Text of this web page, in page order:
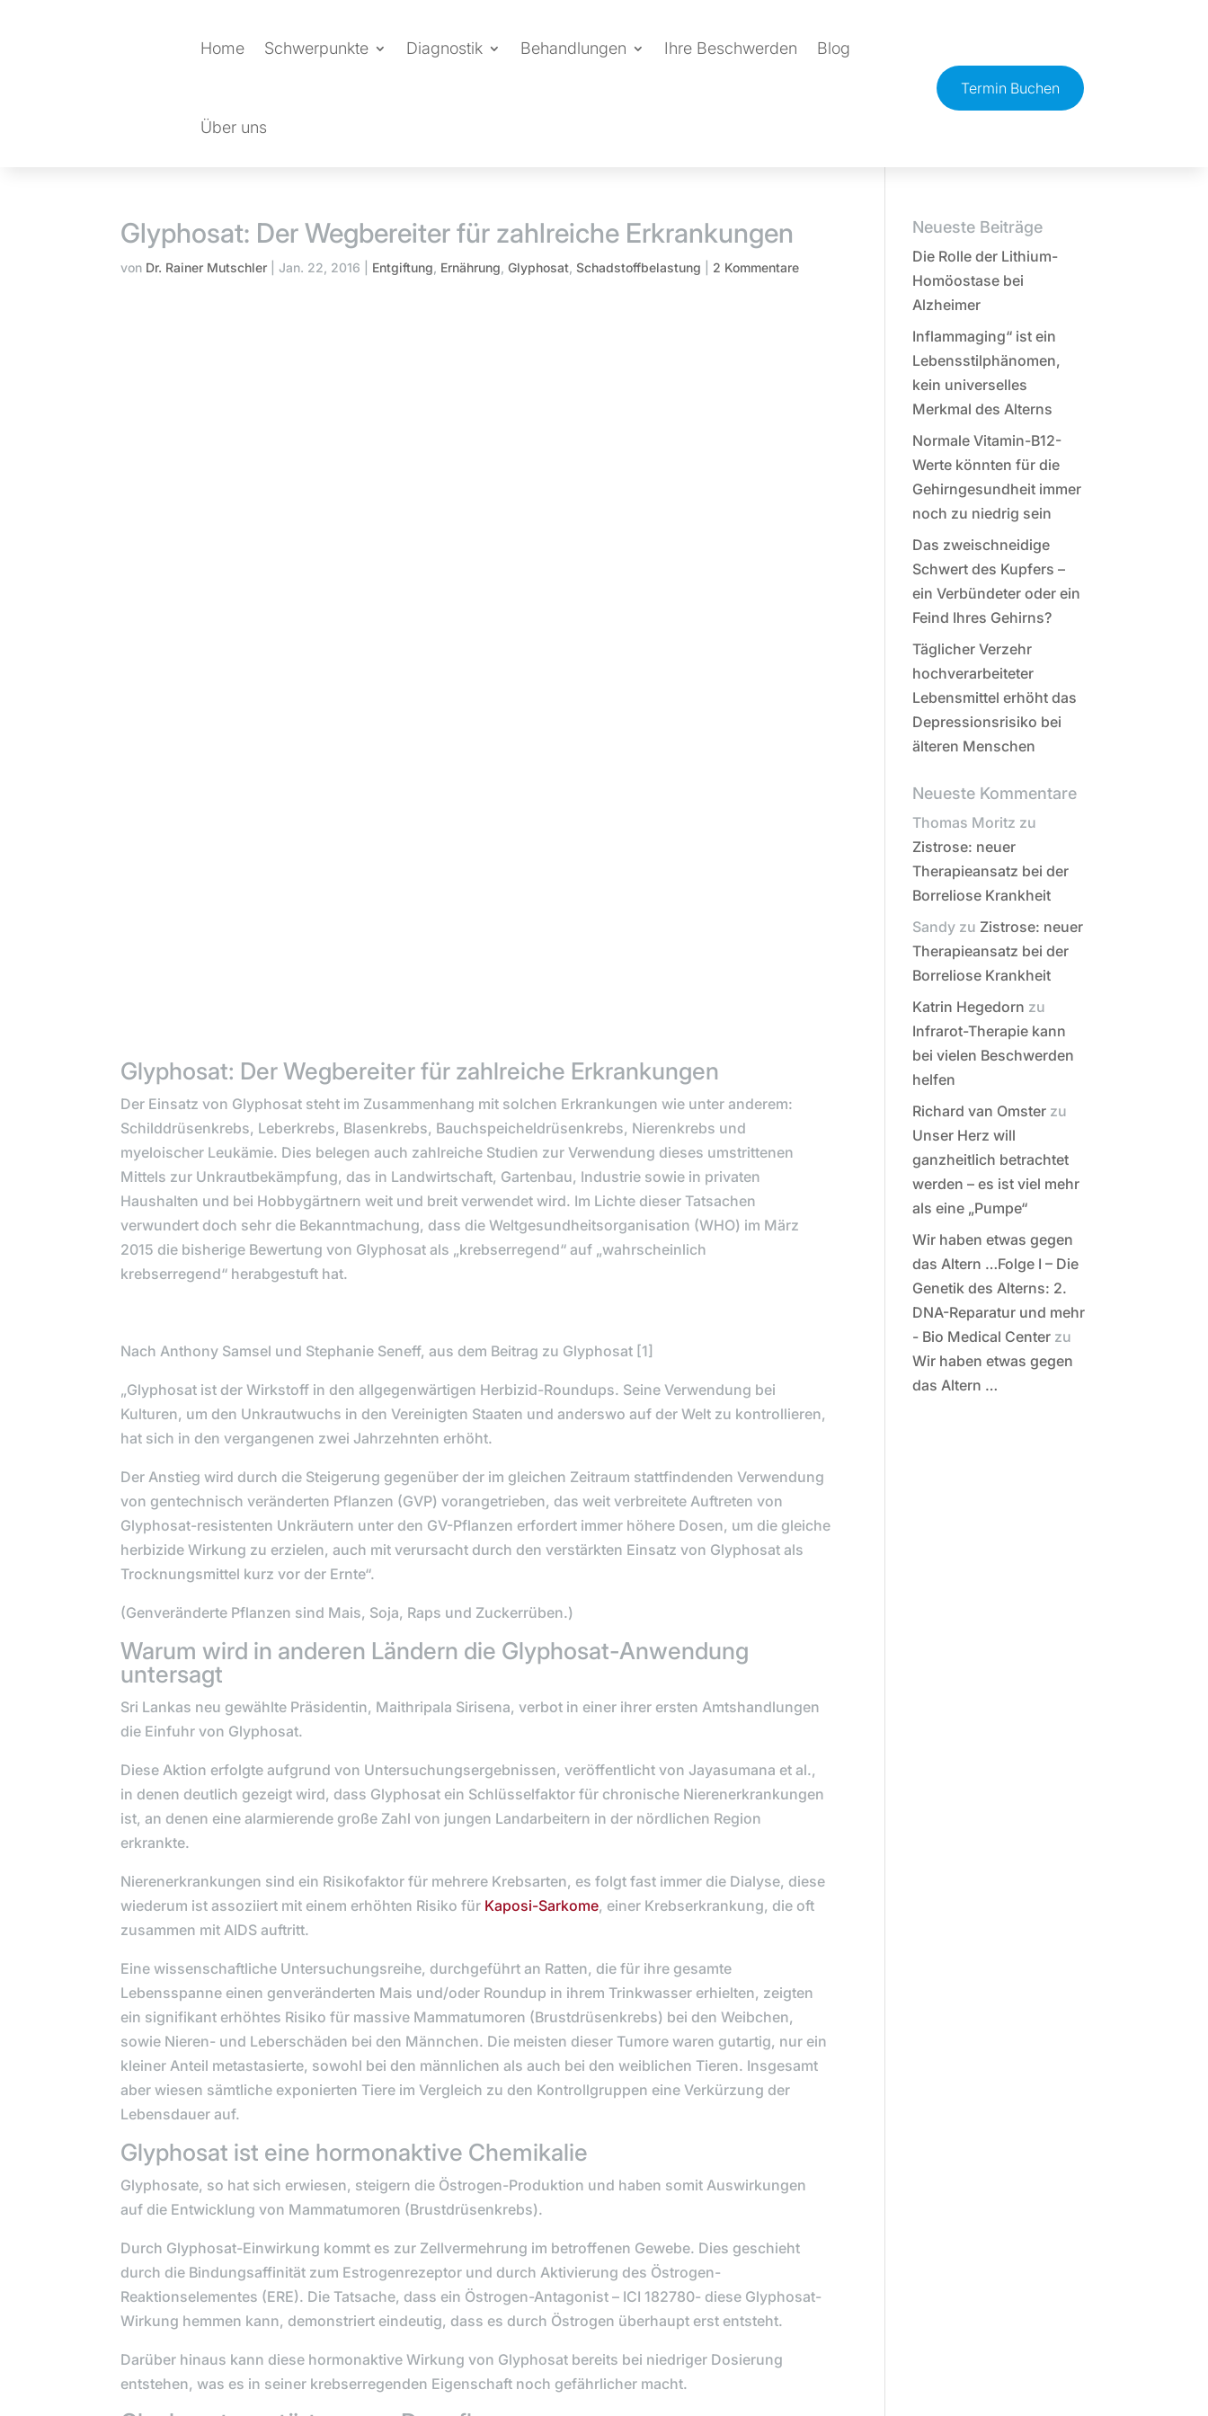
Home Schwerpunkte Diagnostik Behandlungen Ihre Beschwerden Blog
Über uns
Termin Buchen
Glyphosat: Der Wegbereiter für zahlreiche Erkrankungen
von Dr. Rainer Mutschler |Jan. 22, 2016 Entgiftung Ernährung ,Glyphosat ,Schadstoffbelastung 2 Kommentare
Glyphosat: Der Wegbereiter für zahlreiche Erkrankungen
Der Einsatz von Glyphosat steht im Zusammenhang mit solchen Erkrankungen wie unter anderem:
Schilddrüsenkrebs, Leberkrebs, Blasenkrebs, Bauchspeicheldrüsenkrebs, Nierenkrebs und
myeloischer Leukämie. Dies belegen auch zahlreiche Studien zur Verwendung dieses umstrittenen
Mittels zur Unkrautbekämpfung, das in Landwirtschaft, Gartenbau, Industrie sowie in privaten
Haushalten und bei Hobbygärtnern weit und breit verwendet wird. Im Lichte dieser Tatsachen
verwundert doch sehr die Bekanntmachung, dass die Weltgesundheitsorganisation (WHO) im März
2015 die bisherige Bewertung von Glyphosat als „krebserregend“ auf „wahrscheinlich
krebserregend“ herabgestuft hat.
Nach Anthony Samsel und Stephanie Seneff, aus dem Beitrag zu Glyphosat [1]
„Glyphosat ist der Wirkstoff in den allgegenwärtigen Herbizid-Roundups. Seine Verwendung bei
Kulturen, um den Unkrautwuchs in den Vereinigten Staaten und anderswo auf der Welt zu kontrollieren,
hat sich in den vergangenen zwei Jahrzehnten erhöht.
Der Anstieg wird durch die Steigerung gegenüber der im gleichen Zeitraum stattfindenden Verwendung
von gentechnisch veränderten Pflanzen (GVP) vorangetrieben, das weit verbreitete Auftreten von
Glyphosat-resistenten Unkräutern unter den GV-Pflanzen erfordert immer höhere Dosen, um die gleiche
herbizide Wirkung zu erzielen, auch mit verursacht durch den verstärkten Einsatz von Glyphosat als
Trocknungsmittel kurz vor der Ernte“.
(Genveränderte Pflanzen sind Mais, Soja, Raps und Zuckerrüben.)
Warum wird in anderen Ländern die Glyphosat-Anwendung
untersagt
Sri Lankas neu gewählte Präsidentin, Maithripala Sirisena, verbot in einer ihrer ersten Amtshandlungen
die Einfuhr von Glyphosat.
Diese Aktion erfolgte aufgrund von Untersuchungsergebnissen, veröffentlicht von Jayasumana et al.,
in denen deutlich gezeigt wird, dass Glyphosat ein Schlüsselfaktor für chronische Nierenerkrankungen
ist, an denen eine alarmierende große Zahl von jungen Landarbeitern in der nördlichen Region
erkrankte.
Nierenerkrankungen sind ein Risikofaktor für mehrere Krebsarten, es folgt fast immer die Dialyse, diese
wiederum ist assoziiert mit einem erhöhten Risiko für Kaposi-Sarkome, einer Krebserkrankung, die oft
zusammen mit AIDS auftritt.
Eine wissenschaftliche Untersuchungsreihe, durchgeführt an Ratten, die für ihre gesamte
Lebensspanne einen genveränderten Mais und/oder Roundup in ihrem Trinkwasser erhielten, zeigten
ein signifikant erhöhtes Risiko für massive Mammatumoren (Brustdrüsenkrebs) bei den Weibchen,
sowie Nieren- und Leberschäden bei den Männchen. Die meisten dieser Tumore waren gutartig, nur ein
kleiner Anteil metastasierte, sowohl bei den männlichen als auch bei den weiblichen Tieren. Insgesamt
aber wiesen sämtliche exponierten Tiere im Vergleich zu den Kontrollgruppen eine Verkürzung der
Lebensdauer auf.
Glyphosat ist eine hormonaktive Chemikalie
Glyphosate, so hat sich erwiesen, steigern die Östrogen-Produktion und haben somit Auswirkungen
auf die Entwicklung von Mammatumoren (Brustdrüsenkrebs).
Durch Glyphosat-Einwirkung kommt es zur Zellvermehrung im betroffenen Gewebe. Dies geschieht
durch die Bindungsaffinität zum Estrogenrezeptor und durch Aktivierung des Östrogen-
Reaktionselementes (ERE). Die Tatsache, dass ein Östrogen-Antagonist – ICI 182780- diese Glyphosat-
Wirkung hemmen kann, demonstriert eindeutig, dass es durch Östrogen überhaupt erst entsteht.
Darüber hinaus kann diese hormonaktive Wirkung von Glyphosat bereits bei niedriger Dosierung
entstehen, was es in seiner krebserregenden Eigenschaft noch gefährlicher macht.
Neueste Beiträge
Die Rolle der Lithium-
Homöostase bei
Alzheimer
Inflammaging“ ist ein
Lebensstilphänomen,
kein universelles
Merkmal des Alterns
Normale Vitamin-B12-
Werte könnten für die
Gehirngesundheit immer
noch zu niedrig sein
Das zweischneidige
Schwert des Kupfers –
ein Verbündeter oder ein
Feind Ihres Gehirns?
Täglicher Verzehr
hochverarbeiteter
Lebensmittel erhöht das
Depressionsrisiko bei
älteren Menschen
Neueste Kommentare
Thomas Moritz zu
Zistrose: neuer
Therapieansatz bei der
Borreliose Krankheit
Sandy zu Zistrose: neuer
Therapieansatz bei der
Borreliose Krankheit
Katrin Hegedorn zu
Infrarot-Therapie kann
bei vielen Beschwerden
helfen
Richard van Omster zu
Unser Herz will
ganzheitlich betrachtet
werden – es ist viel mehr
als eine „Pumpe“
Wir haben etwas gegen
das Altern …Folge I – Die
Genetik des Alterns: 2.
DNA-Reparatur und mehr
- Bio Medical Center zu
Wir haben etwas gegen
das Altern …